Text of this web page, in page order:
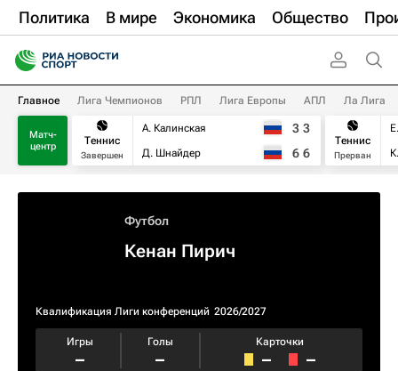
Политика В мире Экономика Общество
Главное Лига Чемпионов РПЛ Лига Европы АПЛ Ла Лига
Матч-
центр
Теннис
Завершен
А. Калинская
Д. Шнайдер
3 3
6 6
Теннис
Прерван
Футбол
Кенан Пирич
Квалификация Лиги конференций 2026/2027
Игры
–
Голы
–
Карточки
– –